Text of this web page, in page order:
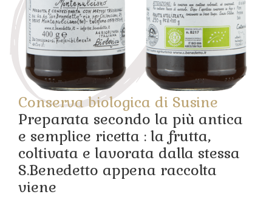
Conserva biologica di Susine
Preparata secondo la più antica
e semplice ricetta : la frutta,
coltivata e lavorata dalla stessa
S.Benedetto appena raccolta
viene